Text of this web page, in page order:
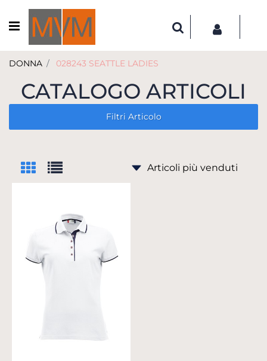
Open menu
DONNA 028243 SEATTLE LADIES
CATALOGO ARTICOLI
Filtri Articolo